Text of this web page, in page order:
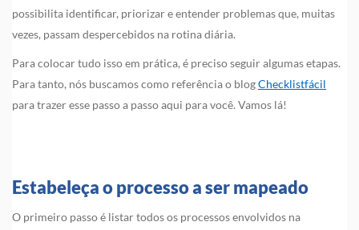
possibilita identificar, priorizar e entender problemas que, muitas
vezes, passam despercebidos na rotina diária.
Para colocar tudo isso em prática, é preciso seguir algumas etapas.
Para tanto, nós buscamos como referência o blogChecklistfácil
para trazer esse passo a passo aqui para você. Vamos lá!
Estabeleça o processo a ser mapeado
O primeiro passo é listar todos os processos envolvidos na